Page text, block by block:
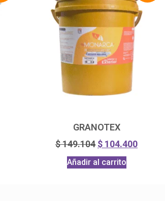
GRANOTEX
$149.104 $ 104.400
Añadir al carrito